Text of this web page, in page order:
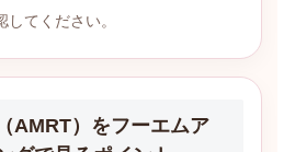
してください。
AMRT）をフーエムア